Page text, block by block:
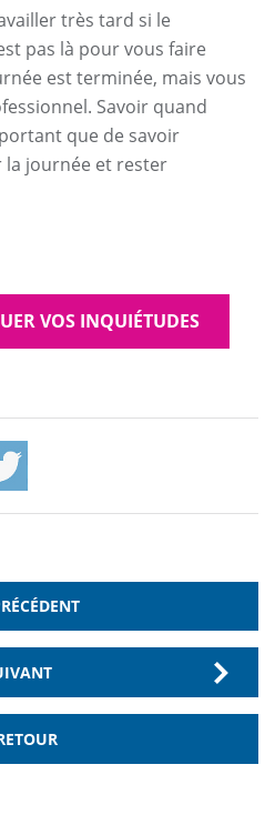
très tard si le
pas là pour vous faire
est terminée, mais vous
Savoir quand
que de savoir
journée et rester
VOS INQUIÉTUDES